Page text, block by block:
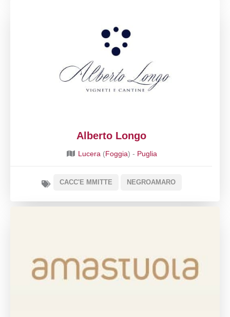
Alberto Longo
Lucera (Foggia) - Puglia
CACC'E MMITTE NEGROAMARO